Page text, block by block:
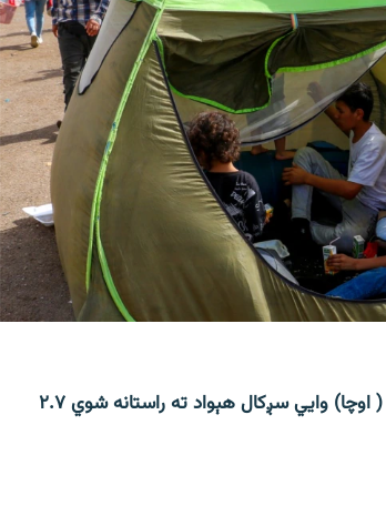
افغانستان کې د ملګرو ملتونو د بشري چارو د همږغۍ دفتر ( اوچا) وايي سږکال هېواد ته راستانه شوي ۲.۷